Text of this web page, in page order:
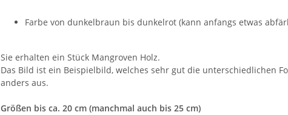
Farbe von dunkelbraun bis dunkelrot (kann anfangs etwas
Sie erhalten ein Stück Mangroven Holz.
Das Bild ist ein Beispielbild, welches sehr gut die unterschiedlichen
anders aus.
Größen bis ca. 20 cm (manchmal auch bis 25 cm)